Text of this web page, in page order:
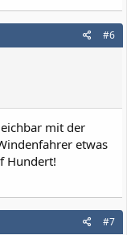
#6
mit der
etwas
Hundert!
#7